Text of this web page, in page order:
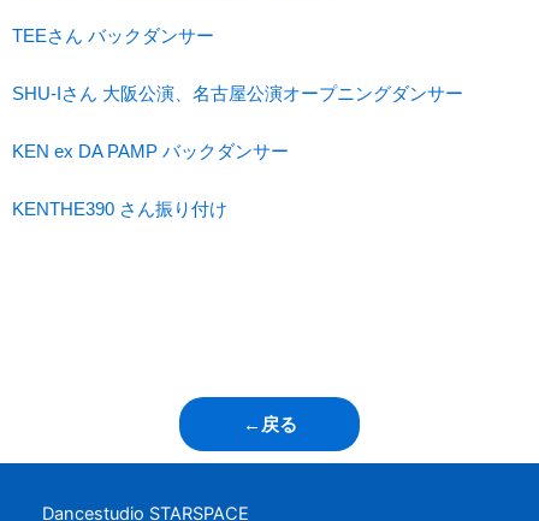
TEEさん バックダンサー
SHU-Iさん 大阪公演、名古屋公演オープニングダンサー
KEN ex DA PAMP バックダンサー
KENTHE390 さん振り付け
←戻る
Dancestudio STARSPACE